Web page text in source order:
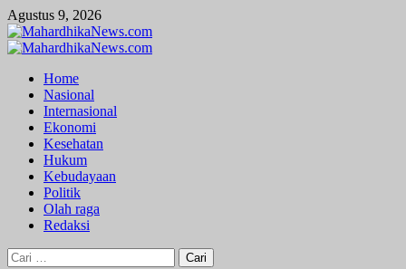
Skip
to
content
Agustus 9, 2026
Primary
Home
Nasional
Internasional
Ekonomi
Kesehatan
Hukum
Kebudayaan
Politik
Olah raga
Redaksi
Cari